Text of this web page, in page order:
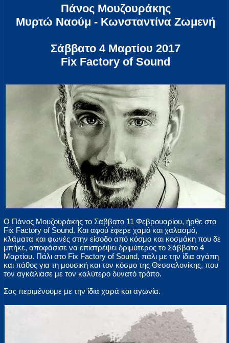
Πάνος Μουζουράκης
Μυρτώ Ναούμ - Κωνσταντίνα Ζωμενή
Σάββατο 4 Μαρτίου 2017
Fix Factory of Sound
Ο Πάνος Μουζουράκης το Σάββατο 11 Φεβρουαρίου, ήρθε στο
Fix Factory of Sound. Και αφού έφερε χαμό και χαλασμό,
κλάματα και φωνές στην είσοδο από κόσμο και κοσμάκη που δε
μπήκε, αποφάσισε να επιστρέψει δριμύτερος το Σάββατο 4
Μαρτίου. Πάλι στο Fix Factory of Sound, πάλι με την ίδια αγάπη
και πάθος για τη μουσική και τον κόσμο της Θεσσαλονίκης, που
τον αγκάλιασε με τον καλύτερο δυνατό τρόπο.
Σας περιμένουμε με την ίδια χαρά και αγωνία.